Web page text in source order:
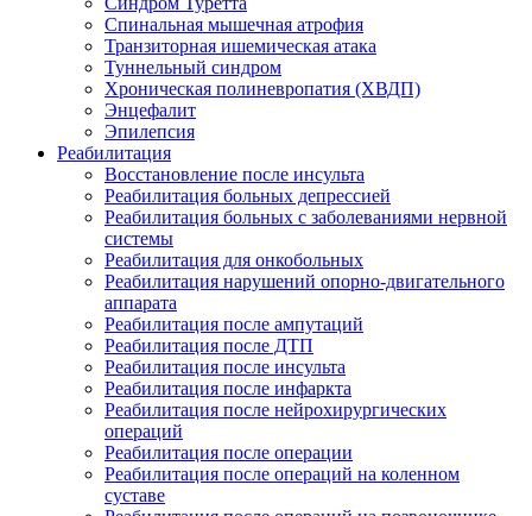
Спинальная мышечная атрофия
Транзиторная ишемическая атака
Туннельный синдром
Хроническая полиневропатия (ХВДП)
Энцефалит
Эпилепсия
Реабилитация
Восстановление после инсульта
Реабилитация больных депрессией
Реабилитация больных с заболеваниями нервной
системы
Реабилитация для онкобольных
Реабилитация нарушений опорно-двигательного
аппарата
Реабилитация после ампутаций
Реабилитация после ДТП
Реабилитация после инсульта
Реабилитация после инфаркта
Реабилитация после нейрохирургических
операций
Реабилитация после операции
Реабилитация после операций на коленном
суставе